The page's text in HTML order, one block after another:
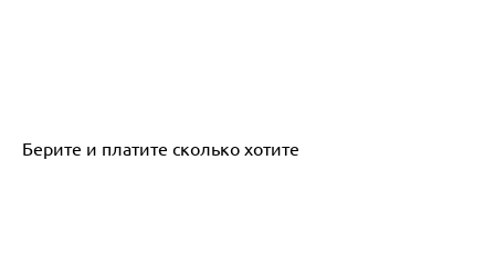
Берите и платите сколько хотите